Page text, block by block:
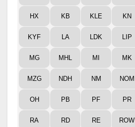
HX KB KLE KN
KYF LA LDK LIP
MG MHL MI MK
MZG NDH NM NOM
OH PB PF PR
RA RD RE ROW